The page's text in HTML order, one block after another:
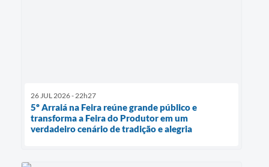
26 JUL 2026 - 22h27
5º Arraiá na Feira reúne grande público e
transforma a Feira do Produtor em um
verdadeiro cenário de tradição e alegria